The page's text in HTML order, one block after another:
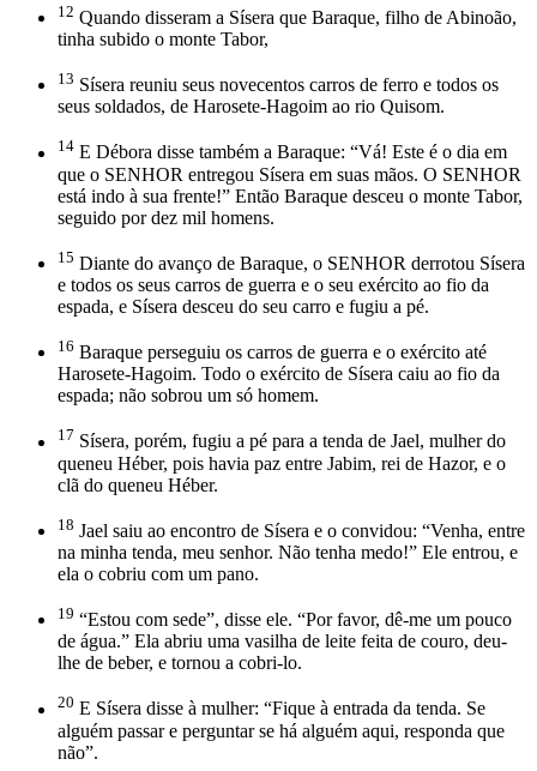
12 Quando disseram a Sísera que Baraque, filho de Abinoão,
tinha subido o monte Tabor,
13 Sísera reuniu seus novecentos carros de ferro e todos os
seus soldados, de Harosete-Hagoim ao rio Quisom.
14 E Débora disse também a Baraque: “Vá! Este é o dia em
que o SENHOR entregou Sísera em suas mãos. O SENHOR
está indo à sua frente!” Então Baraque desceu o monte Tabor,
seguido por dez mil homens.
15 Diante do avanço de Baraque, o SENHOR derrotou Sísera
e todos os seus carros de guerra e o seu exército ao fio da
espada, e Sísera desceu do seu carro e fugiu a pé.
16 Baraque perseguiu os carros de guerra e o exército até
Harosete-Hagoim. Todo o exército de Sísera caiu ao fio da
espada; não sobrou um só homem.
17 Sísera, porém, fugiu a pé para a tenda de Jael, mulher do
queneu Héber, pois havia paz entre Jabim, rei de Hazor, e o
clã do queneu Héber.
18 Jael saiu ao encontro de Sísera e o convidou: “Venha, entre
na minha tenda, meu senhor. Não tenha medo!” Ele entrou, e
ela o cobriu com um pano.
19 “Estou com sede”, disse ele. “Por favor, dê-me um pouco
de água.” Ela abriu uma vasilha de leite feita de couro, deu-
lhe de beber, e tornou a cobri-lo.
20 E Sísera disse à mulher: “Fique à entrada da tenda. Se
alguém passar e perguntar se há alguém aqui, responda que
não”.